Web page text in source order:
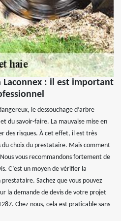
Laconnex : il est important
le dessouchage d’arbre
du savoir-faire. La mauvaise mise en
des risques. À cet effet, il est très
du choix du prestataire. Mais comment
vous recommandons fortement de
C’est un moyen de vérifier la
Sachez que vous pouvez
la demande de devis de votre projet
Chez nous, cela est praticable sans